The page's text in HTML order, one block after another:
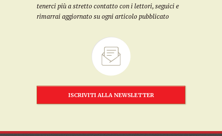
tenerci più a stretto contatto con i lettori, seguici e
rimarrai aggiornato su ogni articolo pubblicato
ISCRIVITI ALLA NEWSLETTER